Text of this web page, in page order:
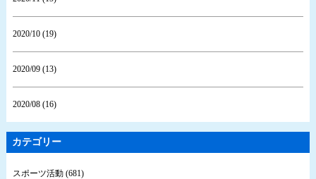
2020/10 (19)
2020/09 (13)
2020/08 (16)
カテゴリー
スポーツ活動 (681)